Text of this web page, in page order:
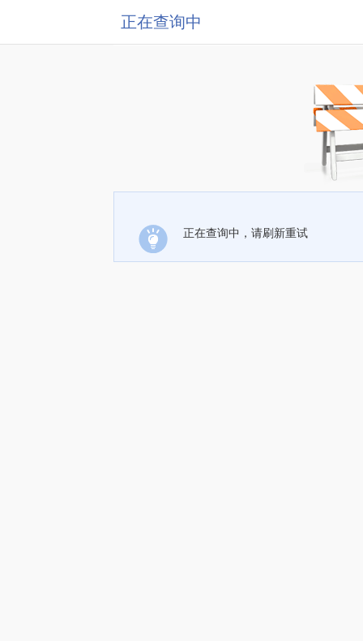
正在查询中
正在查询中，请刷新重试